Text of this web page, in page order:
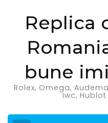
Replica
bune
Rolex, Omega,
Iwc,